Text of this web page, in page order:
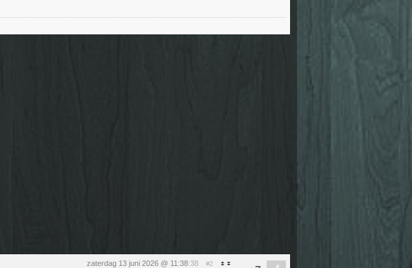
zaterdag 13 juni 2026 @ 11:38:38 #2